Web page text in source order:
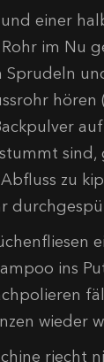
einer
im Nu
Sprudeln
hören
sind,
zu
ins
wieder
riecht